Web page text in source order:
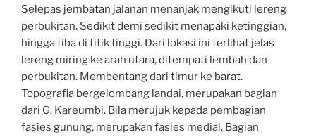
Selepas jembatan jalanan menanjak mengikuti lereng
perbukitan. Sedikit demi sedikit menapaki ketinggian,
hingga tiba di titik tinggi. Dari lokasi ini terlihat jelas
lereng miring ke arah utara, ditempati lembah dan
perbukitan. Membentang dari timur ke barat.
Topografia bergelombang landai, merupakan bagian
dari G. Kareumbi. Bila merujuk kepada pembagian
fasies gunung, merupakan fasies medial. Bagian